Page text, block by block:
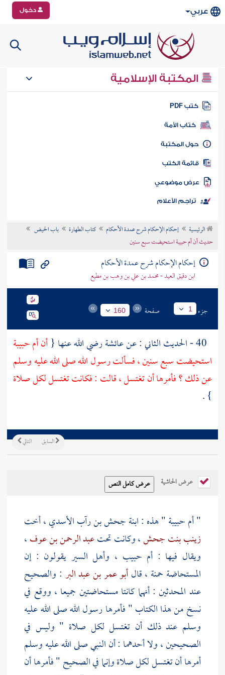
عربي دخول
المكتبة الإسلامية
كتب PDF
كتاب الأمة
المكتبة
الكتب
موضوعي
تراجم الأعلام
الرئيسية إحكام الإحكام شرح عمدة الأحكام كتاب الطهارة
باب الحيض
حديث أن أم حبيبة استحيضت سبع سنين
إحكام الإحكام شرح عمدة الأحكام
ابن دقيق العيد - محمد بن علي بن وهب بن مطيع
جزء 1 صفحة 160
عائشةرضي الله عنها {أنأم حبيبة
استحيضت سبع سنين ، فسألت رسول الله صلى الله عليه وسلم
عن ذلك ؟ فأمرها أن تغتسل ، قالت : فكانت تغتسل لكل صلاة
} .
التالي السابق
عرض الحاشية
"أم حبيبة" هذه : ابنةجحش بن رآب الأسدي، أخت
زينب بنت جحش، وكانت تحتعبد الرحمن بن عوف،
ويقال فيها : أم حبيب ، وأهل السير يقولون : إن
المستحاضة حمنة ، قالأبو عمر بن عبد البر : والصحيح
عند المحدثين : أنهما كانتا مستحاضتين جميعا ، ووقع في
نسخ من هذا الكتاب " فأمرها رسول الله صلى الله عليه
وسلم عند ذلك أن تغتسل لكل صلاة " وليس في
الصحيحين ، ولا أحدهما : أن النبي صلى الله عليه وسلم
أمرها أن تغتسل لكل صلاة وإنما في الصحيح " فأمرها أن